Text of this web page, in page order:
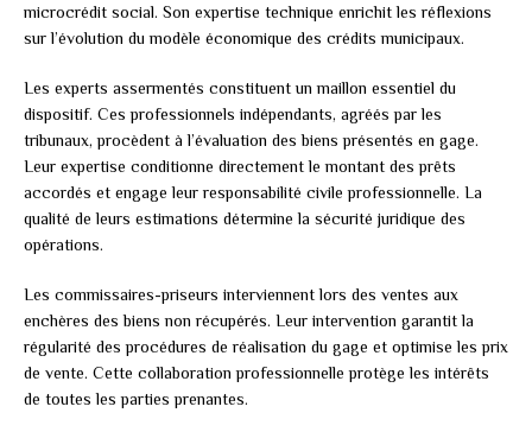
microcrédit social. Son expertise technique enrichit les réflexions
sur l’évolution du modèle économique des crédits municipaux.
Les experts assermentés constituent un maillon essentiel du
dispositif. Ces professionnels indépendants, agréés par les
tribunaux, procèdent à l’évaluation des biens présentés en gage.
Leur expertise conditionne directement le montant des prêts
accordés et engage leur responsabilité civile professionnelle. La
qualité de leurs estimations détermine la sécurité juridique des
opérations.
Les commissaires-priseurs interviennent lors des ventes aux
enchères des biens non récupérés. Leur intervention garantit la
régularité des procédures de réalisation du gage et optimise les prix
de vente. Cette collaboration professionnelle protège les intérêts
de toutes les parties prenantes.